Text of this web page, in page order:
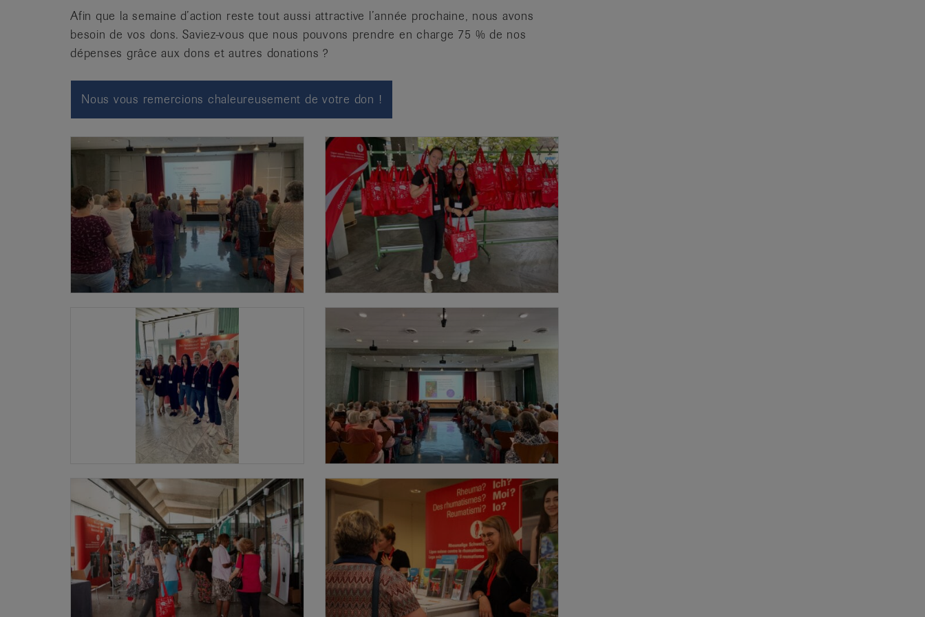
Afin que la semaine d’action reste tout aussi attractive l’année prochaine, nous avons
besoin de vos dons. Saviez-vous que nous pouvons prendre en charge 75 % de nos
dépenses grâce aux dons et autres donations ?
Nous vous remercions chaleureusement de votre don !